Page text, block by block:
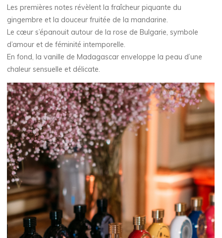
Les premières notes révèlent la fraîcheur piquante du
gingembre et la douceur fruitée de la mandarine.
Le cœur s’épanouit autour de la rose de Bulgarie, symbole
d’amour et de féminité intemporelle.
En fond, la vanille de Madagascar enveloppe la peau d’une
chaleur sensuelle et délicate.